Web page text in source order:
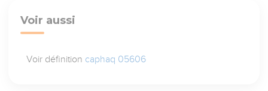
Voir aussi
Voir définition caphaq 05606